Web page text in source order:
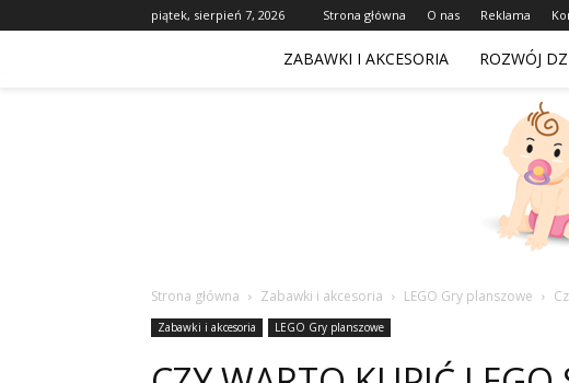
piątek, sierpień 7, 2026 Strona główna O nas Reklama
ZABAWKI I AKCESORIA ROZWÓJ
Strona główna Zabawki i akcesoria LEGO Gry planszowe
Zabawki i akcesoria LEGO Gry planszowe